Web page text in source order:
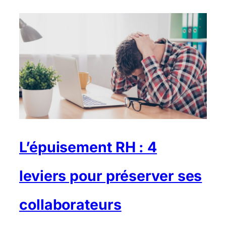
L’épuisement RH : 4
leviers pour préserver ses
collaborateurs